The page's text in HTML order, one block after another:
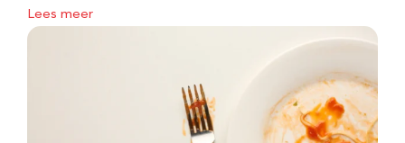
Lees meer